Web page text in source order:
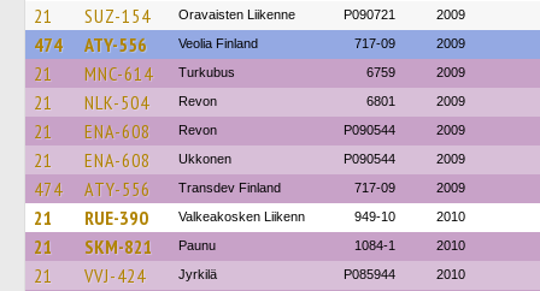
21 SUZ-154 Oravaisten Liikenne P090721 2009
474 ATY-556 Veolia Finland 717-09 2009
21 MNC-614 Turkubus 6759 2009
21 NLK-504 Revon 6801 2009
21 ENA-608 Revon P090544 2009
21 ENA-608 Ukkonen P090544 2009
474 ATY-556 Transdev Finland 717-09 2009
21 RUE-390 Valkeakosken Liikenn 949-10 2010
21 SKM-821 Paunu 1084-1 2010
21 VVJ-424 Jyrkilä P085944 2010